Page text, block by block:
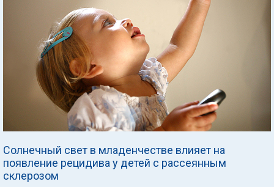
Солнечный свет в младенчестве влияет на
появление рецидива у детей с рассеянным
склерозом